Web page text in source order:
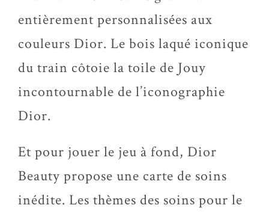
entièrement personnalisées aux
couleurs Dior. Le bois laqué iconique
du train côtoie la toile de Jouy
incontournable de l’iconographie
Dior.
Et pour jouer le jeu à fond, Dior
Beauty propose une carte de soins
inédite. Les thèmes des soins pour le